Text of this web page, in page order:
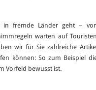
in fremde Länder geht –
warten auf Touristen
wir für Sie zahlreiche
können: So zum Beispiel
Vorfeld bewusst ist.